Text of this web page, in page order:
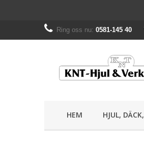
Ring oss nu: 0581-145 40
HEM HJUL,